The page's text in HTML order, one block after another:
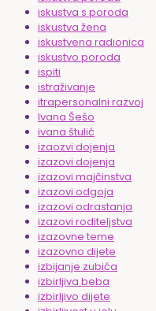
iskustva s poroda
iskustva žena
iskustvena radionica
iskustvo poroda
ispiti
istraživanje
itrapersonalni razvoj
Ivana Šešo
ivana štulić
izaozvi dojenja
izazovi dojenja
izazovi majčinstva
izazovi odgoja
izazovi odrastanja
izazovi roditeljstva
izazovne teme
izazovno dijete
izbijanje zubića
izbirljiva beba
izbirljivo dijete